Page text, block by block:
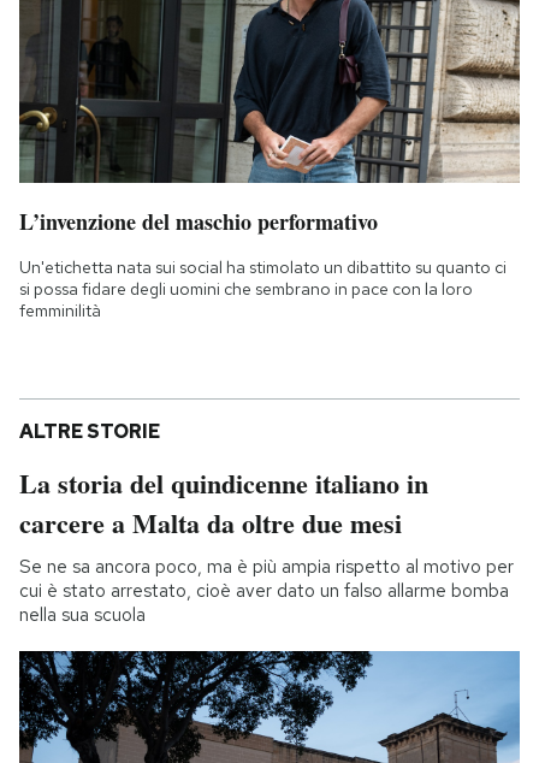
L’invenzione del maschio performativo
Un'etichetta nata sui social ha stimolato un dibattito su quanto ci
si possa fidare degli uomini che sembrano in pace con la loro
femminilità
ALTRE STORIE
La storia del quindicenne italiano in
carcere a Malta da oltre due mesi
Se ne sa ancora poco, ma è più ampia rispetto al motivo per
cui è stato arrestato, cioè aver dato un falso allarme bomba
nella sua scuola